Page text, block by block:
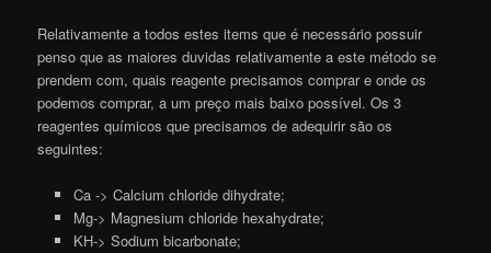
Relativamente a todos estes items que é necessário possuir
penso que as maiores duvidas relativamente a este método se
prendem com, quais reagente precisamos comprar e onde os
podemos comprar, a um preço mais baixo possível. Os 3
reagentes químicos que precisamos de adequirir são os
seguintes:
Ca -> Calcium chloride dihydrate;
Mg-> Magnesium chloride hexahydrate;
KH-> Sodium bicarbonate;